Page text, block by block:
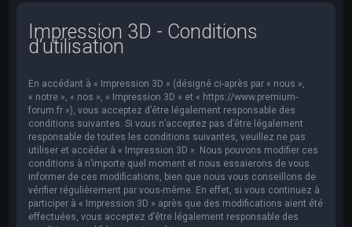
Impression 3D - Conditions
d’utilisation
En accédant à « Impression 3D » (désigné ci-après par « nous »,
« notre », « nos », « Impression 3D » et « https://www.premium-
forum.fr »), vous acceptez d’être légalement responsable des
conditions suivantes. Si vous n’acceptez pas d’être légalement
responsable de toutes les conditions suivantes, veuillez ne pas
utiliser et accéder à « Impression 3D ». Nous pouvons modifier ces
conditions à n’importe quel moment et nous essaierons de vous
informer de ces modifications, bien que nous vous conseillons de
vérifier régulièrement par vous-même. En effet, si vous continuez à
participer à « Impression 3D » après que des modifications aient été
effectuées, vous acceptez d’être légalement responsable des